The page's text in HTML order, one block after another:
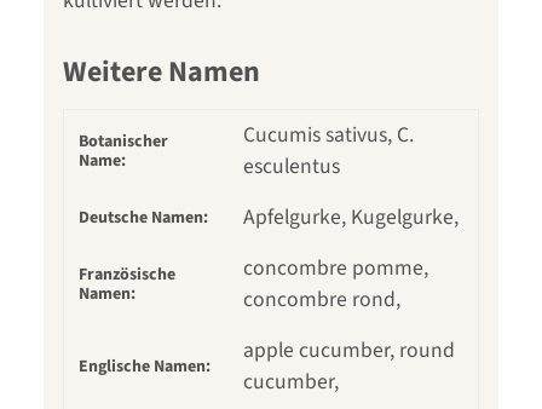
Weitere Namen
Botanischer
Name:
Cucumis sativus, C.
esculentus
Deutsche Namen: Apfelgurke, Kugelgurke,
Französische
Namen:
concombre pomme,
concombre rond,
Englische Namen:
apple cucumber, round
cucumber,